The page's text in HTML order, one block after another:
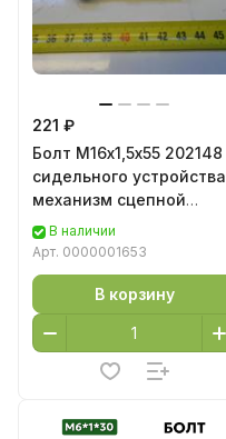
221 ₽
Болт М16х1,5х55 202148
сидельного устройства,
механизм сцепной
КрАЗ-260 202148 цинк
В наличии
Арт. 0000001653
В корзину